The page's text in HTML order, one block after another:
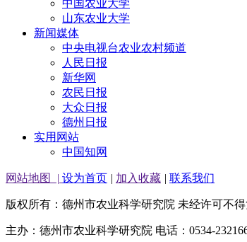
中国农业大学
山东农业大学
新闻媒体
中央电视台农业农村频道
人民日报
新华网
农民日报
大众日报
德州日报
实用网站
中国知网
网站地图 | 设为首页 | 加入收藏 | 联系我们
版权所有：德州市农业科学研究院 未经许可不
主办：德州市农业科学研究院 电话：0534-